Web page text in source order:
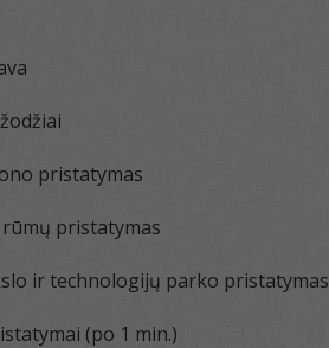
pristatymas
rūmų pristatymas
ir technologijų parko pristatymas
(po 1 min.)